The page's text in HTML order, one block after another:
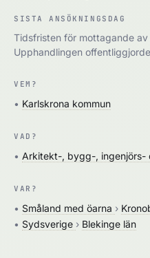
SISTA ANSÖKNINGSDAG
Tidsfristen för mottagande
Upphandlingen
VEM?
• Karlskrona kommun
VAD?
• Arkitekt-, bygg-, ingenjörs-
VAR?
• Småland med öarna ›
• Sydsverige › Blekinge län